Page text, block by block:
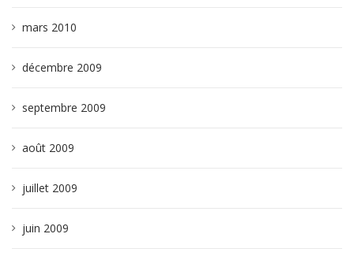
mars 2010
décembre 2009
septembre 2009
août 2009
juillet 2009
juin 2009